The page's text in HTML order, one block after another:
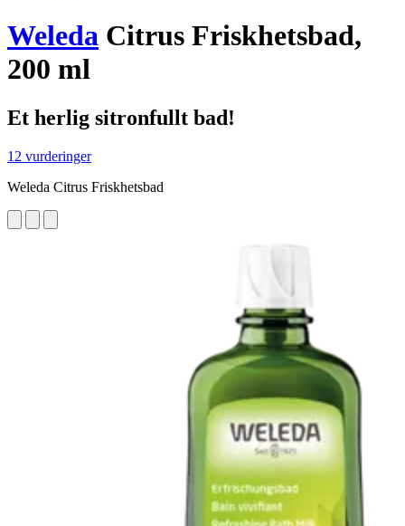
Weleda Citrus Friskhetsbad,
200 ml
Et herlig sitronfullt bad!
12 vurderinger
Weleda Citrus Friskhetsbad